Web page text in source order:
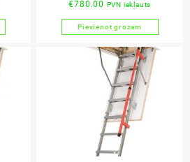
kāpnes
€780.00 PVN iekļauts
Pievienot grozam